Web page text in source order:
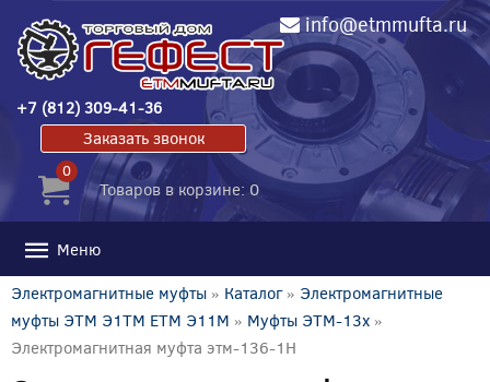
info@etmmufta.ru
+7 (812) 309-41-36
Заказать звонок
0
Товаров в корзине: 0
Меню
Электромагнитные муфты » Каталог» Электромагнитные
муфты ЭТМ Э1ТМ ETM Э11М » Муфты ЭТМ-13x »
Электромагнитная муфта этм-136-1Н